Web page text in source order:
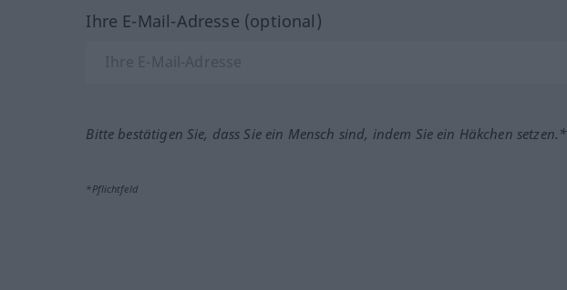
Ihre E-Mail-Adresse (optional)
Bitte bestätigen Sie, dass Sie ein Mensch sind, indem Sie ein Häkchen setzen.*
*Pflichtfeld